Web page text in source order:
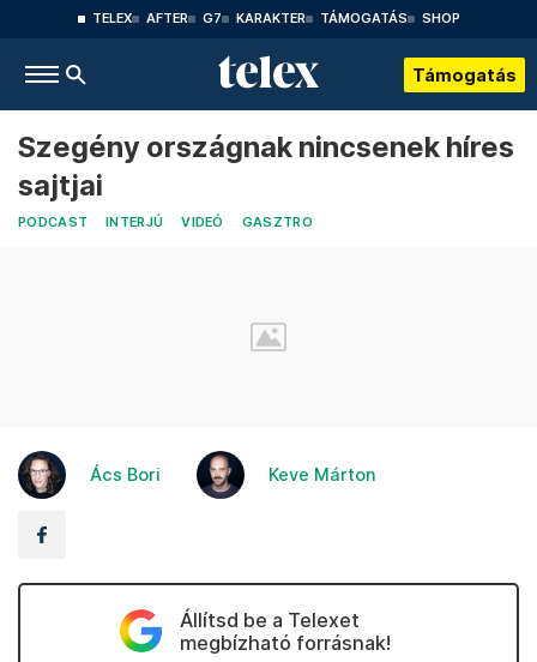
TELEX AFTER G7 KARAKTER TÁMOGATÁS SHOP
Támogatás
Szegény országnak nincsenek híres
sajtjai
PODCAST INTERJÚ VIDEÓ GASZTRO
Ács Bori Keve Márton
Állítsd be a Telexet
megbízható forrásnak!